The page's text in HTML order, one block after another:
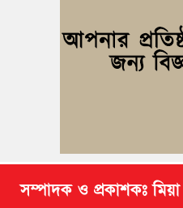
কুমিল্লায় যৌতুকের টাকা না পেয়ে
সম্পাদক ও প্রকাশকঃ